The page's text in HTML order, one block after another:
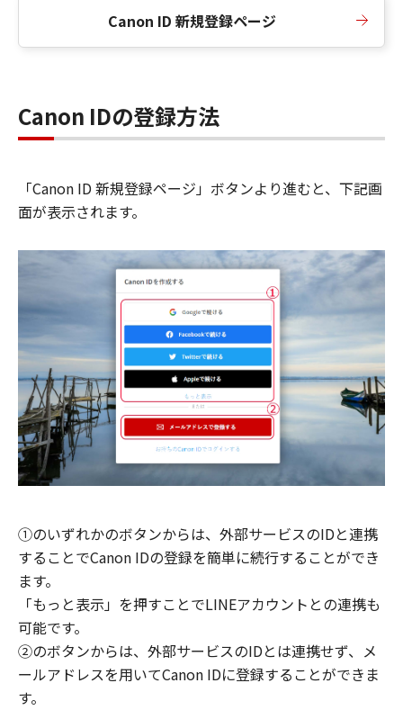
Canon ID 新規登録ページ
Canon IDの登録方法
「Canon ID 新規登録ページ」ボタンより進むと、下記画
面が表示されます。
①のいずれかのボタンからは、外部サービスのIDと連携
することでCanon IDの登録を簡単に続行することができ
ます。
「もっと表示」を押すことでLINEアカウントとの連携も
可能です。
②のボタンからは、外部サービスのIDとは連携せず、メ
ールアドレスを用いてCanon IDに登録することができま
す。